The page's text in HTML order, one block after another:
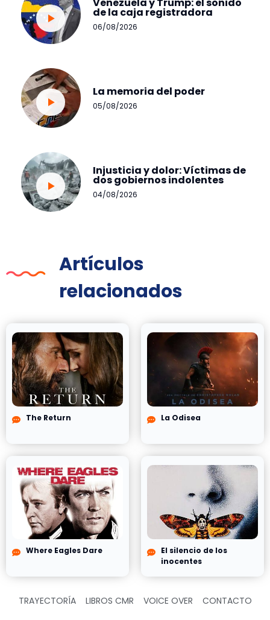
de la caja registradora
06/08/2026
La memoria del poder
05/08/2026
Injusticia y dolor: Víctimas de
dos gobiernos indolentes
04/08/2026
Artículos
relacionados
The Return La Odisea
Where Eagles Dare
El silencio de los
inocentes
TRAYECTORÍA LIBROS CMR VOICE OVER CONTACTO